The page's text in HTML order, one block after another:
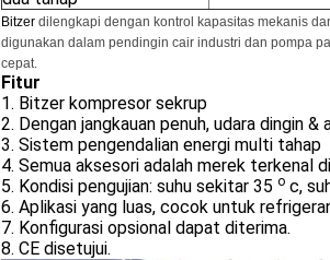
Bitzer dilengkapi dengan kontrol kapasitas mekanis
digunakan dalam pendingin cair industri dan pompa
cepat.
Fitur
1. Bitzer kompresor sekrup
2. Dengan jangkauan penuh, udara dingin &
3. Sistem pengendalian energi multi tahap
4. Semua aksesori adalah merek terkenal
5. Kondisi pengujian: suhu sekitar 35 o c,
6. Aplikasi yang luas, cocok untuk
7. Konfigurasi opsional dapat diterima.
8. CE disetujui.